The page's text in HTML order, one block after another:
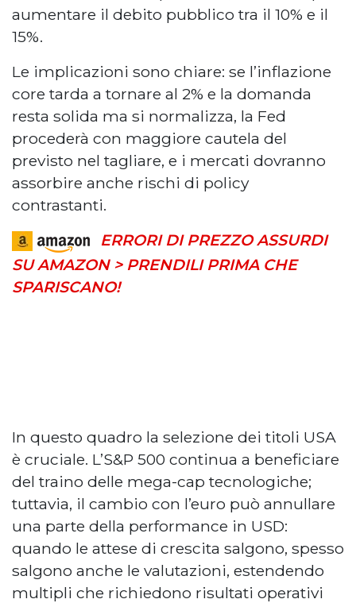
aumentare il debito pubblico tra il 10% e il
15%.
Le implicazioni sono chiare: se l’inflazione
core tarda a tornare al 2% e la domanda
resta solida ma si normalizza, la Fed
procederà con maggiore cautela del
previsto nel tagliare, e i mercati dovranno
assorbire anche rischi di policy
contrastanti.
ERRORI DI PREZZO ASSURDI
SU AMAZON > PRENDILI PRIMA CHE
SPARISCANO!
In questo quadro la selezione dei titoli USA
è cruciale. L’S&P 500 continua a beneficiare
del traino delle mega-cap tecnologiche;
tuttavia, il cambio con l’euro può annullare
una parte della performance in USD:
quando le attese di crescita salgono, spesso
salgono anche le valutazioni, estendendo
multipli che richiedono risultati operativi